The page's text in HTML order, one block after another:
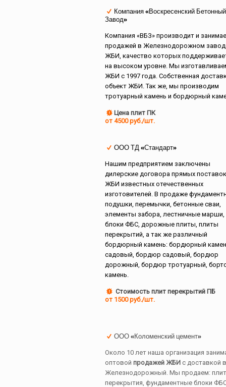
Компания «Воскресенский Бетонный
Завод»
Компания «ВБЗ» производит и
продажей в Железнодорожном
ЖБИ, качество которых
на высоком уровне. Мы
ЖБИ с 1997 года. Собственная
объект ЖБИ. Так же, мы производим
тротуарный камень и бордюрный
Цена плит ПК
от 4500 руб./шт.
ООО ТД «Стандарт»
Нашим предприятием заключены
дилерские договора прямых поставок
ЖБИ известных отечественных
изготовителей. В продаже
подушки, перемычки, бетонные сваи,
элементы забора, лестничные марши,
блоки ФБС, дорожные плиты, плиты
перекрытий, а так же различный
бордюрный камень: бордюрный
садовый, бордюр садовый, бордюр
дорожный, бордюр тротуарный,
камень.
Стоимость плит перекрытий ПБ
от 1500 руб./шт.
ООО «Коломенский цемент»
Около 10 лет наша организация
оптовой продажей ЖБИс доставкой
Железнодорожный. Мы продаем:
перекрытия, фундаментные блоки